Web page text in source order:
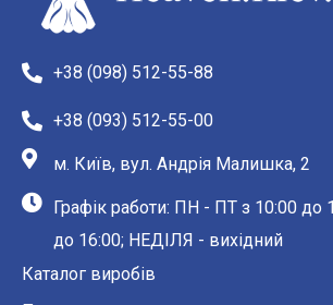
+38 (098) 512-55-88
+38 (093) 512-55-00
м. Київ, вул. Андрія Малишка, 2
Графік работи: ПН - ПТ з 10:00 до
до 16:00; НЕДІЛЯ - вихідний
Каталог виробів